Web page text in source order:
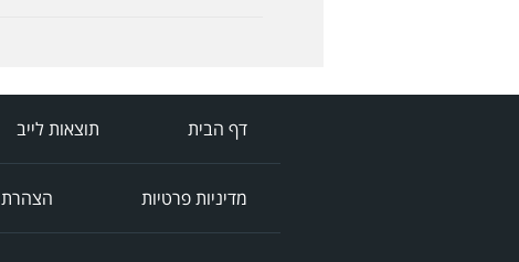
דף הבית תוצאות לייב
מדיניות פרטיות הצהרת